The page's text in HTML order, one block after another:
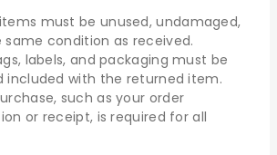
must be unused, undamaged,
same condition as received.
labels, and packaging must be
included with the returned item.
such as your order
or receipt, is required for all